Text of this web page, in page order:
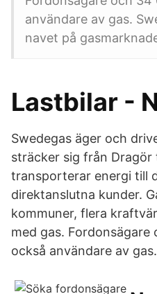
användare av gas.
navet på
Lastbilar -
Swedegas äger och
sträcker sig från Dragör
transporterar energi till
direktanslutna kunder.
kommuner, flera
med gas.
också användare av gas.